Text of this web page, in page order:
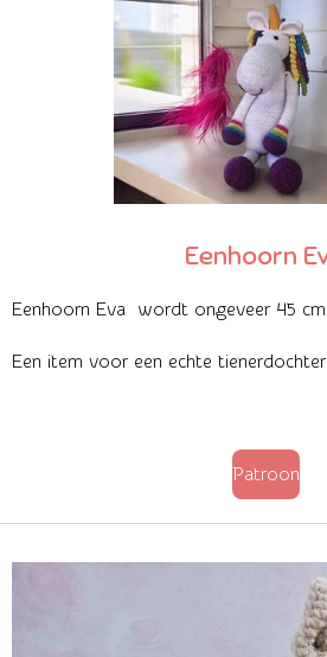
Eenhoorn
Eenhoorn Eva wordt ongeveer 45
Een item voor een echte tienerdochter
Patroon